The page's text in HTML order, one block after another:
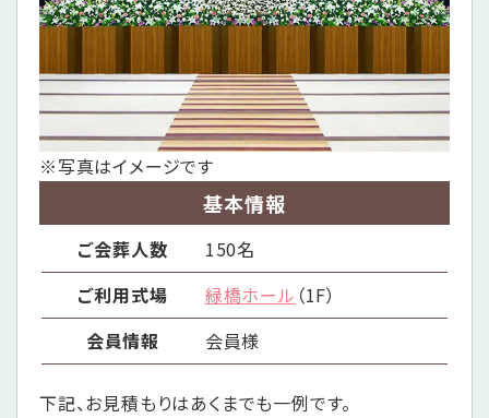
※写真はイメージです
基本情報
ご会葬人数
150名
ご利用式場
緑橋ホール （1F）
会員情報
会員様
下記、お見積もりはあくまでも一例です。